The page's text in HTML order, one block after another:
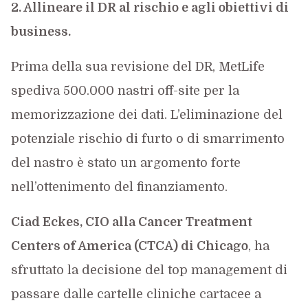
2. Allineare il DR al rischio e agli obiettivi di
business.
Prima della sua revisione del DR, MetLife
spediva 500.000 nastri off-site per la
memorizzazione dei dati. L’eliminazione del
potenziale rischio di furto o di smarrimento
del nastro è stato un argomento forte
nell’ottenimento del finanziamento.
Ciad Eckes, CIO alla Cancer Treatment
Centers of America (CTCA) di Chicago, ha
sfruttato la decisione del top management di
passare dalle cartelle cliniche cartacee a